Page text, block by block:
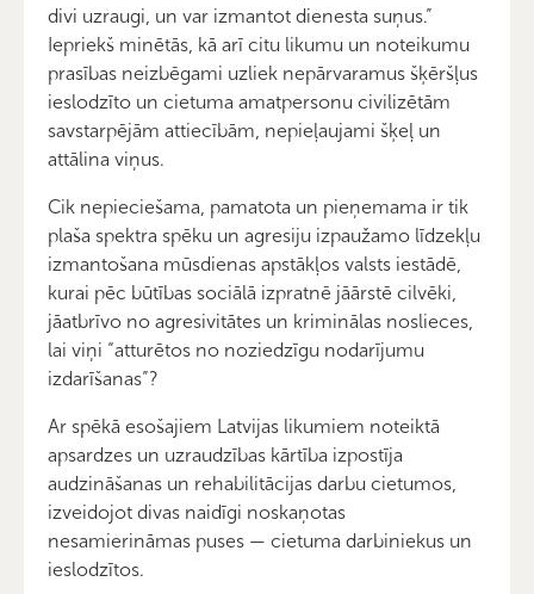
divi uzraugi, un var izmantot dienesta suņus.”
Iepriekš minētās, kā arī citu likumu un noteikumu
prasības neizbēgami uzliek nepārvaramus šķēršļus
ieslodzīto un cietuma amatpersonu civilizētām
savstarpējām attiecībām, nepieļaujami šķeļ un
attālina viņus.
Cik nepieciešama, pamatota un pieņemama ir tik
plaša spektra spēku un agresiju izpaužamo līdzekļu
izmantošana mūsdienas apstākļos valsts iestādē,
kurai pēc būtības sociālā izpratnē jāārstē cilvēki,
jāatbrīvo no agresivitātes un kriminālas noslieces,
lai viņi “atturētos no noziedzīgu nodarījumu
izdarīšanas”?
Ar spēkā esošajiem Latvijas likumiem noteiktā
apsardzes un uzraudzības kārtība izpostīja
audzināšanas un rehabilitācijas darbu cietumos,
izveidojot divas naidīgi noskaņotas
nesamierināmas puses — cietuma darbiniekus un
ieslodzītos.